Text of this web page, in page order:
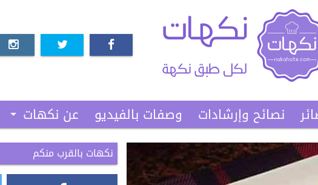
نصائح وإرشادات وصفات بالفيديو عن نكهات
نكهات بالقرب منكم